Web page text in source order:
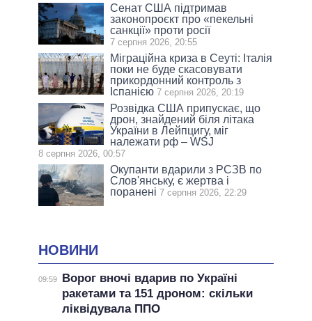
Сенат США підтримав
законопроєкт про «пекельні
санкції» проти росії
7 серпня 2026, 20:55
Міграційна криза в Сеуті: Італія
поки не буде скасовувати
прикордонний контроль з
Іспанією 7 серпня 2026, 20:19
Розвідка США припускає, що
дрон, знайдений біля літака
України в Лейпцигу, міг
належати рф – WSJ
8 серпня 2026, 00:57
Окупанти вдарили з РСЗВ по
Слов'янську, є жертва і
поранені 7 серпня 2026, 22:29
НОВИНИ
09:59
Ворог вночі вдарив по Україні
ракетами та 151 дроном: скільки
ліквідувала ППО